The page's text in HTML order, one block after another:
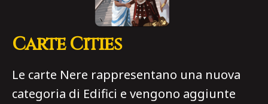
Carte Cities
Le carte Nere rappresentano una nuova
categoria di Edifici e vengono aggiunte